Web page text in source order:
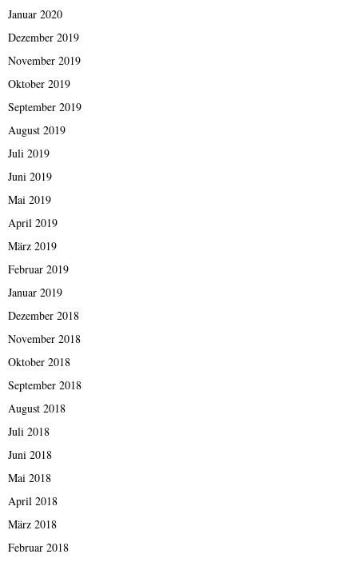
Januar 2020
Dezember 2019
November 2019
Oktober 2019
September 2019
August 2019
Juli 2019
Juni 2019
Mai 2019
April 2019
März 2019
Februar 2019
Januar 2019
Dezember 2018
November 2018
Oktober 2018
September 2018
August 2018
Juli 2018
Juni 2018
Mai 2018
April 2018
März 2018
Februar 2018